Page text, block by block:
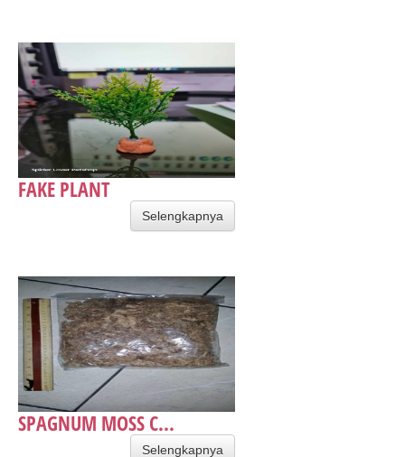
FAKE PLANT
Selengkapnya
SPAGNUM MOSS C...
Selengkapnya